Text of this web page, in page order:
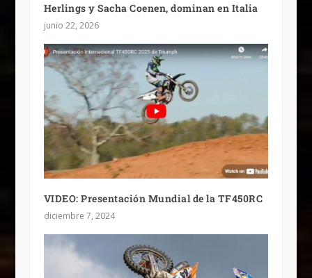
Herlings y Sacha Coenen, dominan en Italia
junio 22, 2026
VIDEO: Presentación Mundial de la TF450RC
diciembre 7, 2024